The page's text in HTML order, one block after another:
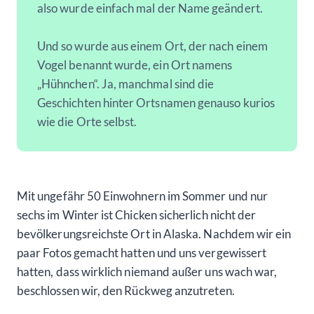
also wurde einfach mal der Name geändert.
Und so wurde aus einem Ort, der nach einem
Vogel benannt wurde, ein Ort namens
„Hühnchen“. Ja, manchmal sind die
Geschichten hinter Ortsnamen genauso kurios
wie die Orte selbst.
Mit ungefähr 50 Einwohnern im Sommer und nur
sechs im Winter ist Chicken sicherlich nicht der
bevölkerungsreichste Ort in Alaska. Nachdem wir ein
paar Fotos gemacht hatten und uns vergewissert
hatten, dass wirklich niemand außer uns wach war,
beschlossen wir, den Rückweg anzutreten.